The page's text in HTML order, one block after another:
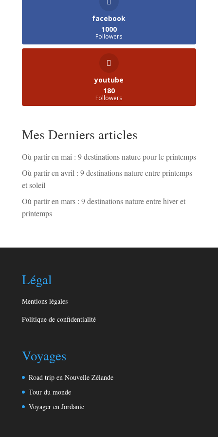
facebook
1000
Followers
youtube
180
Followers
Mes Derniers articles
Où partir en mai : 9 destinations nature pour le printemps
Où partir en avril : 9 destinations nature entre printemps
et soleil
Où partir en mars : 9 destinations nature entre hiver et
printemps
Légal
Mentions légales
Politique de confidentialité
Voyages
Road trip en Nouvelle Zélande
Tour du monde
Voyager en Jordanie